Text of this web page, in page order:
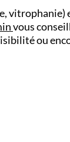
vous
ou